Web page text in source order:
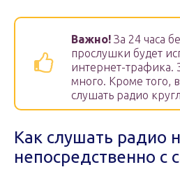
Важно! За 24 часа
прослушки будет
интернет-трафика.
много. Кроме того,
слушать радио
Как слушать радио
непосредственно с